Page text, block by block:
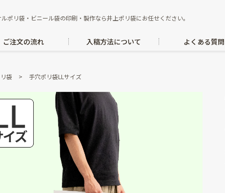
ポリ袋・ビニール袋の印刷・製作なら井上ポリ袋にお任せください。
ご注文の流れ 入稿方法について よくある質問
袋 > 手穴ポリ袋LLサイズ